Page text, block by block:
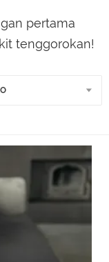
pertama
tenggorokan!